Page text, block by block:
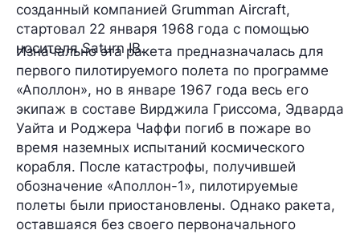
созданный компанией Grumman Aircraft,
стартовал 22 января 1968 года с помощью
носителя Saturn IB.
Изначально эта ракета предназначалась для
первого пилотируемого полета по программе
«Аполлон», но в январе 1967 года весь его
экипаж в составе Вирджила Гриссома, Эдварда
Уайта и Роджера Чаффи погиб в пожаре во
время наземных испытаний космического
корабля. После катастрофы, получившей
обозначение «Аполлон-1», пилотируемые
полеты были приостановлены. Однако ракета,
оставшаяся без своего первоначального